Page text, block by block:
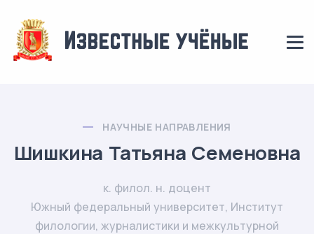
НАУЧНЫЕ НАПРАВЛЕНИЯ
Шишкина Татьяна Семеновна
к. филол. н. доцент
Южный федеральный университет, Институт
филологии, журналистики и межкультурной